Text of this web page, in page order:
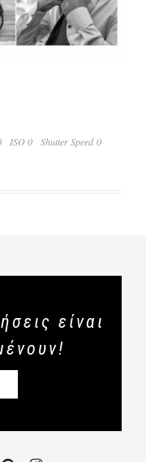
ISO 0 Shutter Speed 0
είναι